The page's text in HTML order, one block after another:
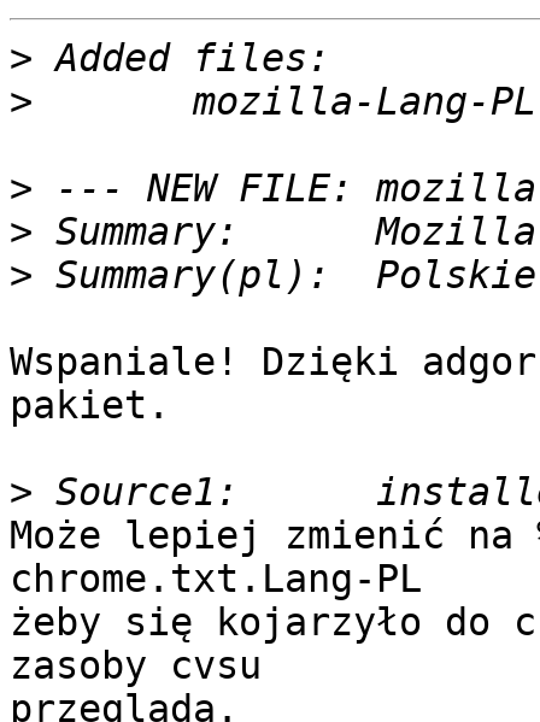
>
>
>
>
>
Wspaniale! Dzięki
pakiet.
>
Może lepiej zmienić na
chrome.txt.Lang-PL
żeby się kojarzyło
zasoby cvsu
przeglada.